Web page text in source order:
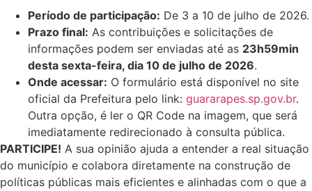
Período de participação: De 3 a 10 de julho de 2026.
Prazo final: As contribuições e solicitações de
informações podem ser enviadas até as 23h59min
desta sexta-feira, dia 10 de julho de 2026.
Onde acessar: O formulário está disponível no site
oficial da Prefeitura pelo link: guararapes.sp.gov.br.
Outra opção, é ler o QR Code na imagem, que será
imediatamente redirecionado à consulta pública.
PARTICIPE! A sua opinião ajuda a entender a real situação
do município e colabora diretamente na construção de
políticas públicas mais eficientes e alinhadas com o que a